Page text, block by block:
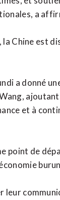
a
Chine est
a donné
ajoutant
et à
point de